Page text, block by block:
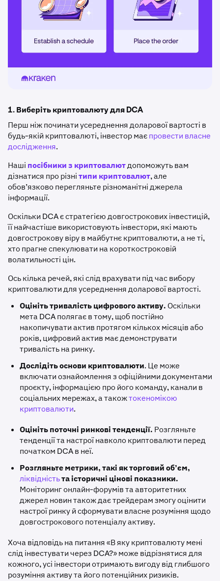
1. Виберіть криптовалюту для DCA
Перш ніж починати усереднення доларової вартості в
будь-якій криптовалюті, інвестор маєпровести власне
дослідження.
Наші посібники з криптовалютдопоможуть вам
дізнатися про різнітипи криптовалют, але
обов’язково перегляньте різноманітні джерела
інформації.
Оскільки DCA є стратегією довгострокових інвестицій,
її найчастіше використовують інвестори, які мають
довгострокову віру в майбутнє криптовалюти, а не ті,
хто прагне спекулювати на короткостроковій
волатильності цін.
Ось кілька речей, які слід врахувати під час вибору
криптовалюти для усереднення доларової вартості.
Оцініть тривалість цифрового активу. Оскільки
мета DCA полягає в тому, щоб постійно
накопичувати актив протягом кількох місяців або
років, цифровий актив має демонструвати
тривалість на ринку.
Дослідітьоснови криптовалюти. Це може
включати ознайомлення з офіційними документами
проєкту, інформацією про його команду, канали в
соціальних мережах, а такожтокеномікою
криптовалюти.
Оцініть поточні ринкові тенденції. Розгляньте
тенденції та настрої навколо криптовалюти перед
початком DCA в неї.
Розгляньтеметрики, такі як торговий об’єм,
ліквідністьта історичні цінові показники.
Моніторинг онлайн-форумів та авторитетних
джерел новин також дає трейдерам змогу оцінити
настрої ринку й сформувати власне розуміння щодо
довгострокового потенціалу активу.
Хоча відповідь на питання «В яку криптовалюту мені
слід інвестувати через DCA?» може відрізнятися для
кожного, усі інвестори отримають вигоду від глибшого
розуміння активу та його потенційних ризиків.